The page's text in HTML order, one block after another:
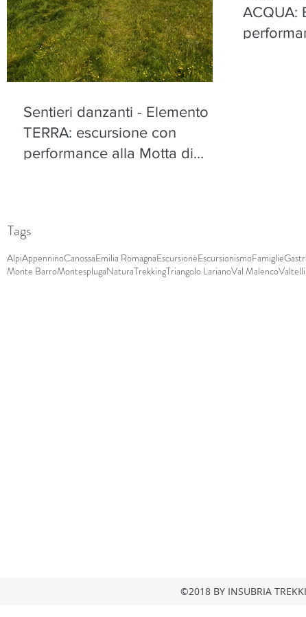
Sentieri danzanti - Elemento
TERRA: escursione con
performance alla Motta di
ACQUA:
Tags
AlpiAppenninoCanossaEmilia RomagnaEscursioneEscursionismoFamiglie
Monte BarroMontesplugaNaturaTrekkingTriangolo LarianoVal Malenco
©2018 BY INSUBRIA